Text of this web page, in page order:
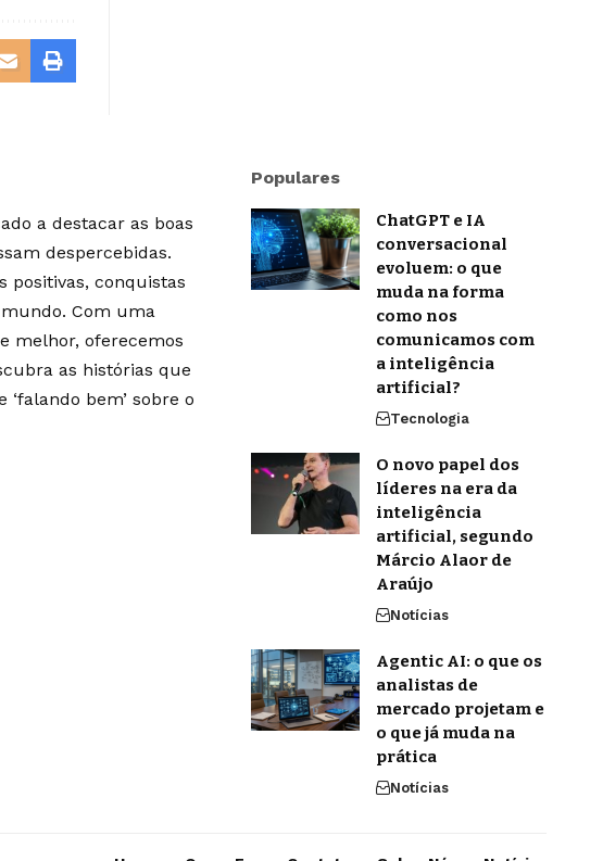
a destacar as boas
despercebidas.
positivas, conquistas
Com uma
melhor, oferecemos
as histórias que
bem’ sobre o
Populares
ChatGPT e IA
conversacional
evoluem: o que
muda na forma
como nos
comunicamos com
a inteligência
artificial?
Tecnologia
O novo papel dos
líderes na era da
inteligência
artificial, segundo
Márcio Alaor de
Araújo
Notícias
Agentic AI: o que os
analistas de
mercado projetam e
o que já muda na
prática
Notícias